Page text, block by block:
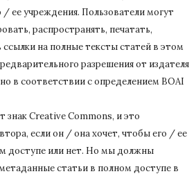
/ ее учреждения. Пользователи могут
распространять, печатать,
ссылки на полные тексты статей в этом
разрешения от издателя
в соответствии с определением BOAI
Creative Commons, и это
если он / она хочет, чтобы его / ее
доступе или нет. Но мы должны
статьи в полном доступе в